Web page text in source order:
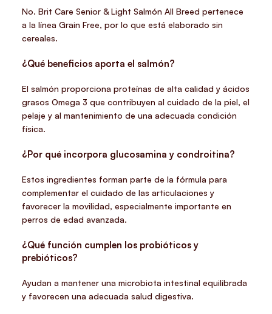
No. Brit Care Senior & Light Salmón All Breed pertenece
a la línea Grain Free, por lo que está elaborado sin
cereales.
¿Qué beneficios aporta el salmón?
El salmón proporciona proteínas de alta calidad y ácidos
grasos Omega 3 que contribuyen al cuidado de la piel, el
pelaje y al mantenimiento de una adecuada condición
física.
¿Por qué incorpora glucosamina y condroitina?
Estos ingredientes forman parte de la fórmula para
complementar el cuidado de las articulaciones y
favorecer la movilidad, especialmente importante en
perros de edad avanzada.
¿Qué función cumplen los probióticos y
prebióticos?
Ayudan a mantener una microbiota intestinal equilibrada
y favorecen una adecuada salud digestiva.